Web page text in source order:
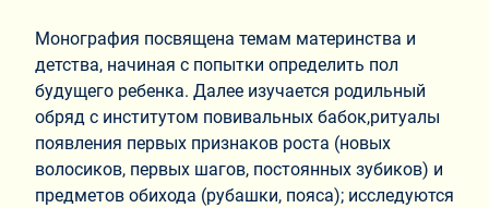
Монография посвящена темам материнства и
детства, начиная с попытки определить пол
будущего ребенка. Далее изучается родильный
обряд с институтом повивальных бабок,ритуалы
появления первых признаков роста (новых
волосиков, первых шагов, постоянных зубиков) и
предметов обихода (рубашки, пояса); исследуются